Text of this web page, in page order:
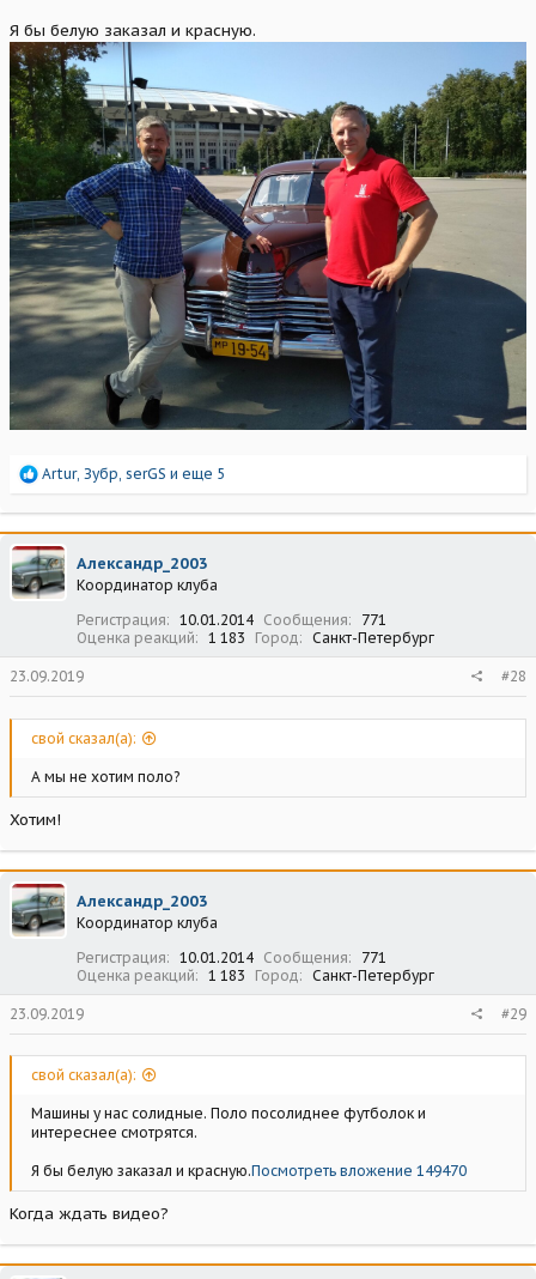
Я бы белую заказал и красную.
Р
а
к
ц
и
и
Artur, Зубр, serGS и еще 5
Александр_2003
Координатор клуба
Регистрация
10.01.2014 Сообщения
771
Оценка реакций
1 183 Город Санкт-Петербург
23.09.2019 #28
свой сказал(а):
А мы не хотим поло?
Хотим!
Александр_2003
Координатор клуба
Регистрация
10.01.2014 Сообщения
771
Оценка реакций
1 183 Город Санкт-Петербург
23.09.2019 #29
свой сказал(а):
Машины у нас солидные. Поло посолиднее футболок и
интереснее смотрятся.
Я бы белую заказал и красную.Посмотреть вложение 149470
Когда ждать видео?